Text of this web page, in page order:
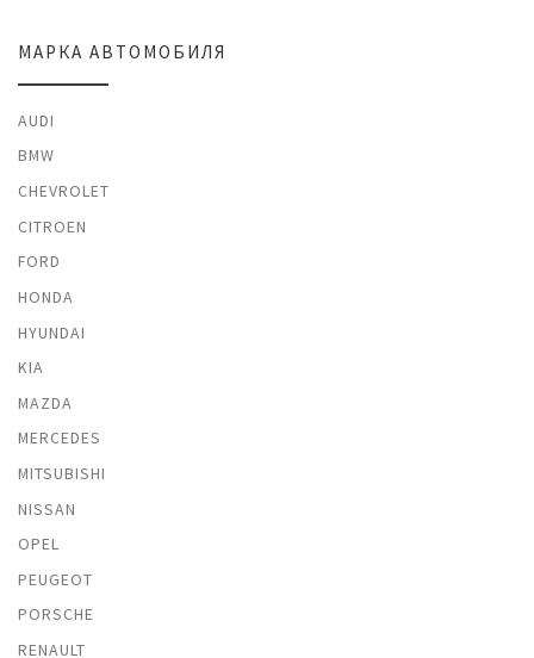
МАРКА АВТОМОБИЛЯ
AUDI
BMW
CHEVROLET
CITROEN
FORD
HONDA
HYUNDAI
KIA
MAZDA
MERCEDES
MITSUBISHI
NISSAN
OPEL
PEUGEOT
PORSCHE
RENAULT